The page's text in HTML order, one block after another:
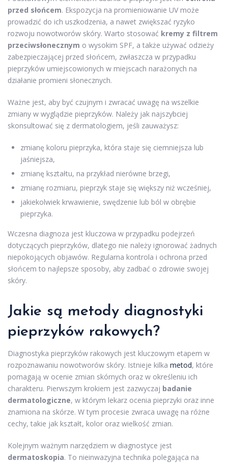
przed słońcem. Ekspozycja na promieniowanie UV może
prowadzić do ich uszkodzenia, a nawet zwiększać ryzyko
rozwoju nowotworów skóry. Warto stosować kremy z filtrem
przeciwsłonecznym o wysokim SPF, a także używać odzieży
zabezpieczającej przed słońcem, zwłaszcza w przypadku
pieprzyków umiejscowionych w miejscach narażonych na
działanie promieni słonecznych.
Ważne jest, aby być czujnym i zwracać uwagę na wszelkie
zmiany w wyglądzie pieprzyków. Należy jak najszybciej
skonsultować się z dermatologiem, jeśli zauważysz:
zmianę koloru pieprzyka, która staje się ciemniejsza lub
jaśniejsza,
zmianę kształtu, na przykład nierówne brzegi,
zmianę rozmiaru, pieprzyk staje się większy niż wcześniej,
jakiekolwiek krwawienie, swędzenie lub ból w obrębie
pieprzyka.
Wczesna diagnoza jest kluczowa w przypadku podejrzeń
dotyczących pieprzyków, dlatego nie należy ignorować żadnych
niepokojących objawów. Regularna kontrola i ochrona przed
słońcem to najlepsze sposoby, aby zadbać o zdrowie swojej
skóry.
Jakie są metody diagnostyki
pieprzyków rakowych?
Diagnostyka pieprzyków rakowych jest kluczowym etapem w
rozpoznawaniu nowotworów skóry. Istnieje kilka metod, które
pomagają w ocenie zmian skórnych oraz w określeniu ich
charakteru. Pierwszym krokiem jest zazwyczaj badanie
dermatologiczne, w którym lekarz ocenia pieprzyki oraz inne
znamiona na skórze. W tym procesie zwraca uwagę na różne
cechy, takie jak kształt, kolor oraz wielkość zmian.
Kolejnym ważnym narzędziem w diagnostyce jest
dermatoskopia. To nieinwazyjna technika polegająca na